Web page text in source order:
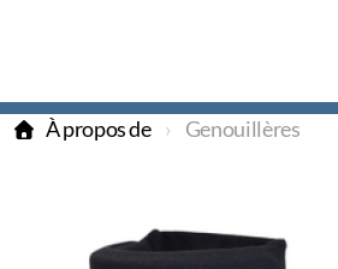
À propos de Genouillères